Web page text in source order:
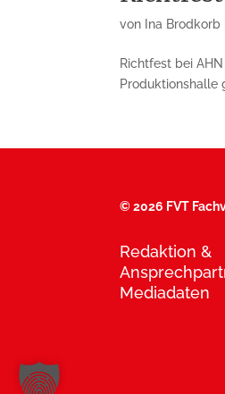
von Ina Brodkorb
Richtfest bei
Produktionshalle
©2026 FVT
Redaktion &
Mediadaten